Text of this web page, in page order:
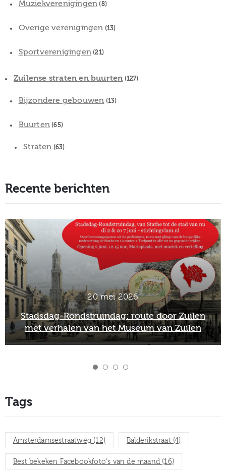
Muziekverenigingen (8)
Overige verenigingen (13)
Sportverenigingen (21)
Zuilense straten en buurten (127)
Bijzondere gebouwen (13)
Buurten (65)
Straten (63)
Recente berichten
20 mei 2026
Stadsdag-Rondstruindag: route door Zuilen
met verhalen van het Museum van Zuilen
Tags
Amsterdamsestraatweg (12) Balderikstraat(4)
Best bekeken Facebookfoto's van de maand (16)